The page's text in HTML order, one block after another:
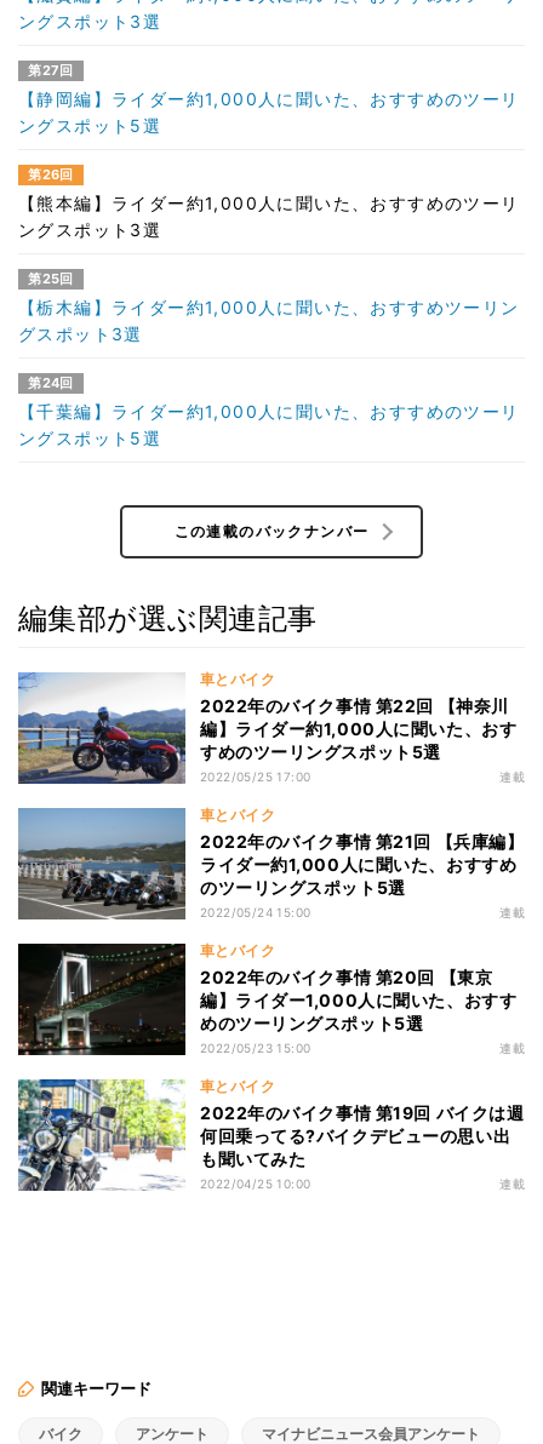
ングスポット3選
第27回
【静岡編】ライダー約1,000人に聞いた、おすすめのツーリ
ングスポット5選
第26回
【熊本編】ライダー約1,000人に聞いた、おすすめのツーリ
ングスポット3選
第25回
【栃木編】ライダー約1,000人に聞いた、おすすめツーリン
グスポット3選
第24回
【千葉編】ライダー約1,000人に聞いた、おすすめのツーリ
ングスポット5選
この連載のバックナンバー
編集部が選ぶ関連記事
車とバイク
2022年のバイク事情 第22回 【神奈川
編】ライダー約1,000人に聞いた、おす
すめのツーリングスポット5選
2022/05/25 17:00 連載
車とバイク
2022年のバイク事情 第21回 【兵庫編】
ライダー約1,000人に聞いた、おすすめ
のツーリングスポット5選
2022/05/24 15:00 連載
車とバイク
2022年のバイク事情 第20回 【東京
編】ライダー1,000人に聞いた、おすす
めのツーリングスポット5選
2022/05/23 15:00 連載
車とバイク
2022年のバイク事情 第19回 バイクは週
何回乗ってる?バイクデビューの思い出
も聞いてみた
2022/04/25 10:00 連載
関連キーワード
バイク アンケート マイナビニュース会員アンケート